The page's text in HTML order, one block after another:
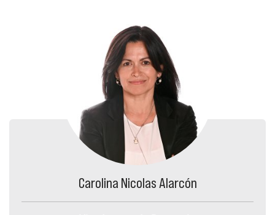
Carolina Nicolas Alarcón